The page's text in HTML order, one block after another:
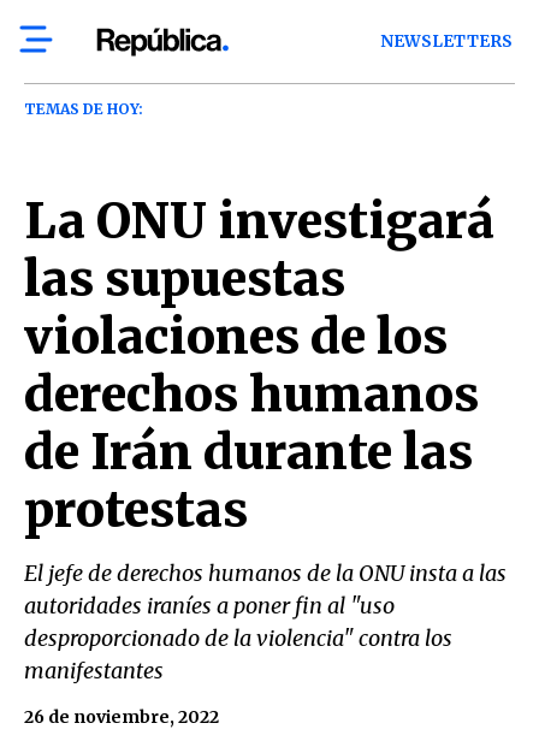
NEWSLETTERS
TEMAS DE HOY:
La ONU investigará
las supuestas
violaciones de los
derechos humanos
de Irán durante las
protestas
El jefe de derechos humanos de la ONU insta a las
autoridades iraníes a poner fin al "uso
desproporcionado de la violencia" contra los
manifestantes
26 de noviembre, 2022